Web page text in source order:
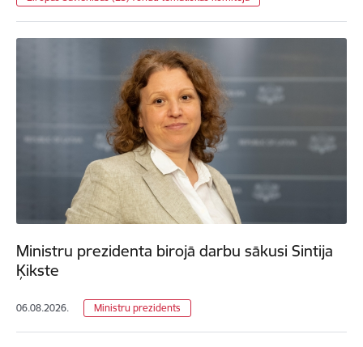
Ministru prezidenta birojā darbu sākusi Sintija
Ķikste
06.08.2026. Ministru prezidents